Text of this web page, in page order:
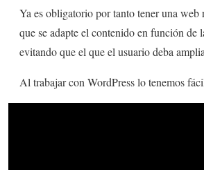
Ya es obligatorio por tanto tener una
que se adapte el contenido en función de
evitando que el que el usuario deba
Al trabajar con WordPress lo tenemos